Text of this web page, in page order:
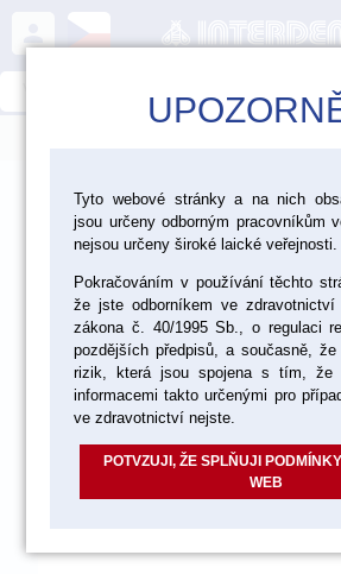
person
> Ordinace > Endodoncie >
Endodontické nástroje Edenta > Gates
Tyto webové stránky a na nich
jsou určeny odborným pracovníkům
nejsou určeny široké laické veřejnosti.
Pokračováním v používání těchto
že jste odborníkem ve
zákona č. 40/1995 Sb., o regulaci
pozdějších předpisů, a současně,
rizik, která jsou spojena s tím, že
informacemi takto určenými pro
ve zdravotnictví nejste.
POTVZUJI, ŽE SPLŇUJI
WEB